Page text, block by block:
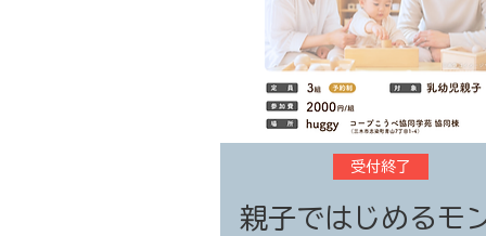
受付終了
親子ではじめるモ